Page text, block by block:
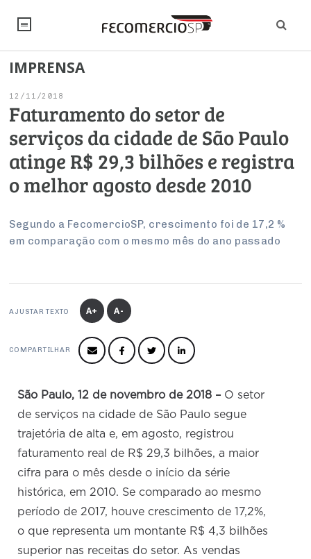
NOTÍCIAS
Artigos
Institucional
Debates Fecomercio-SP
PROJETOS ESPECIAIS:
UM BRASIL
Economia
Pesquisas
Brasil
Internacional
Modernização do Estado
Inteligência Artificial
Legislação
Empresas
Reforma Tributária
Varejo
Turismo
PROJETOS ESPECIAIS:
Sustentabilidade
PROJETOS ESPECIAIS:
COP30
PESQUISAS
FALE CONOSCO
Sobre
Serviços
Cecomercio
Licitações
Prêmio de Sustentabilidade
CONSELHOS
Conselho de Emprego e Relações do Trabalho
Conselho Estadual de Defesa do Contribuinte
Conselho do Comércio Atacadista
Conselho de Serviços
Conselho de Relações Internacionais
Conselho de Sustentabilidade
Conselho de Comércio Eletrônico
EMPRESAS
Produtos e Serviços
IMPRENSA
12/11/2018
Faturamento do setor de
serviços da cidade de São Paulo
atinge R$ 29,3 bilhões e registra
o melhor agosto desde 2010
Segundo a FecomercioSP, crescimento foi de 17,2 %
em comparação com o mesmo mês do ano passado
AJUSTAR TEXTO A+ A-
COMPARTILHAR
São Paulo, 12 de novembro de 2018 – O setor
de serviços na cidade de São Paulo segue
trajetória de alta e, em agosto, registrou
faturamento real de R$ 29,3 bilhões, a maior
cifra para o mês desde o início da série
histórica, em 2010. Se comparado ao mesmo
período de 2017, houve crescimento de 17,2%,
o que representa um montante R$ 4,3 bilhões
superior nas receitas do setor. As vendas